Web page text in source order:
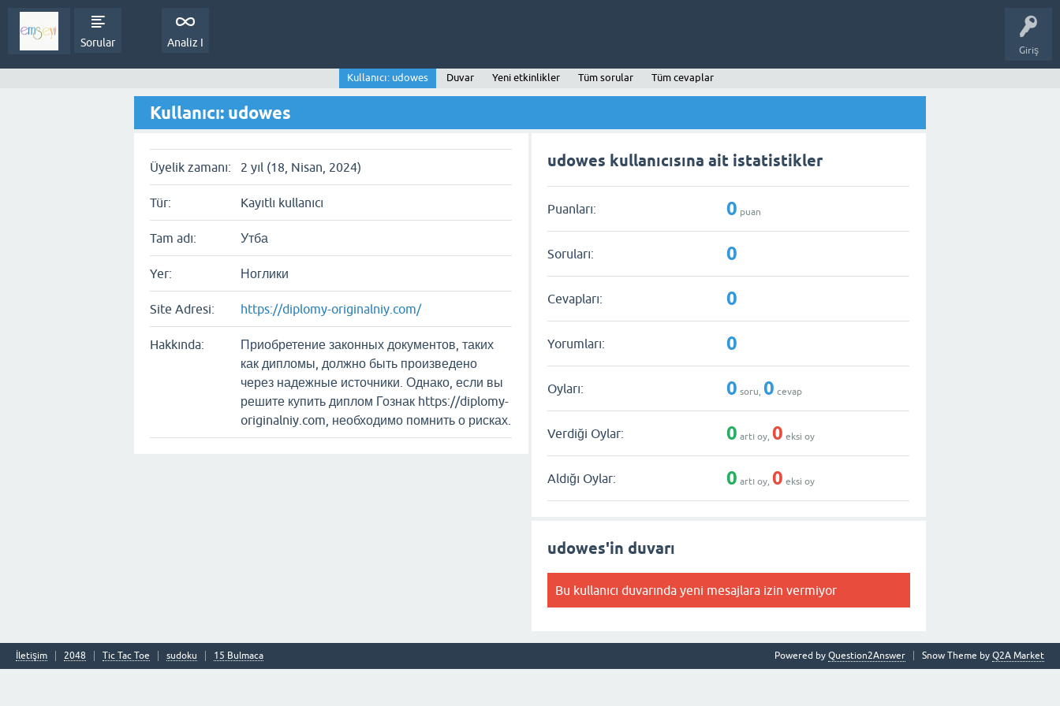
Giriş
Sorular Analiz I
Kullanıcı: udowes Duvar Yeni etkinlikler Tüm sorular Tüm cevaplar
Kullanıcı: udowes
Üyelik zamanı: 2 yıl (18, Nisan, 2024)
Tür: Kayıtlı kullanıcı
Tam adı: Утба
Yer: Ноглики
Site Adresi: https://diplomy-originalniy.com/
Hakkında:
Приобретение законных документов, таких
как дипломы, должно быть произведено
через надежные источники. Однако, если вы
решите купить диплом Гознак https://diplomy-
originalniy.com, необходимо помнить о рисках.
udowes kullanıcısına ait istatistikler
Puanları: 0 puan
Soruları: 0
Cevapları: 0
Yorumları: 0
Oyları: 0 soru,0 cevap
Verdiği Oylar: 0 artı oy,0 eksi oy
Aldığı Oylar: 0 artı oy,0 eksi oy
udowes'in duvarı
Bu kullanıcı duvarında yeni mesajlara izin vermiyor
İletişim 2048 Tic Tac Toe sudoku 15 Bulmaca Snow Theme by Q2A Market
Powered by Question2Answer